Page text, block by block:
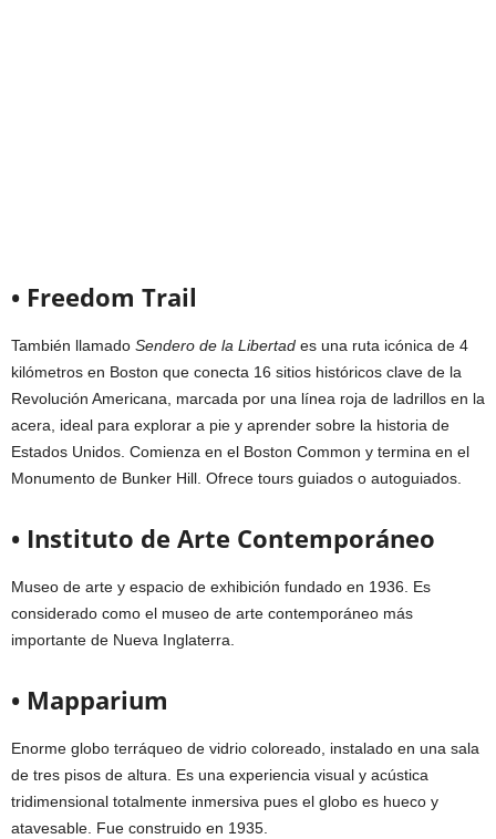
• Freedom Trail
También llamado Sendero de la Libertad es una ruta icónica de 4
kilómetros en Boston que conecta 16 sitios históricos clave de la
Revolución Americana, marcada por una línea roja de ladrillos en la
acera, ideal para explorar a pie y aprender sobre la historia de
Estados Unidos. Comienza en el Boston Common y termina en el
Monumento de Bunker Hill. Ofrece tours guiados o autoguiados.
• Instituto de Arte Contemporáneo
Museo de arte y espacio de exhibición fundado en 1936. Es
considerado como el museo de arte contemporáneo más
importante de Nueva Inglaterra.
• Mapparium
Enorme globo terráqueo de vidrio coloreado, instalado en una sala
de tres pisos de altura. Es una experiencia visual y acústica
tridimensional totalmente inmersiva pues el globo es hueco y
atavesable. Fue construido en 1935.